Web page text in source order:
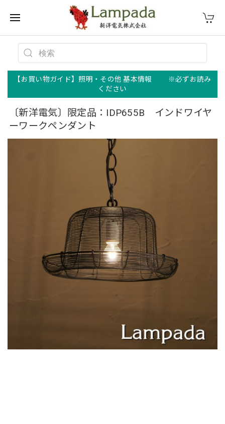
【お買い物ガイド】照明・その他 基本情報 ※必ずお読み
ください
〔新洋電気〕限定品：IDP655B インドワイヤ
ーワークペンダント